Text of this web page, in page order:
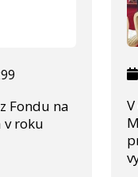
Fondu na
roku